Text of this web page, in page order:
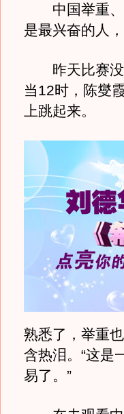
中国举重、
是最兴奋的人
昨天比赛没
当12时，陈燮
上跳起来。
熟悉了，举重
含热泪。“这是
易了。”